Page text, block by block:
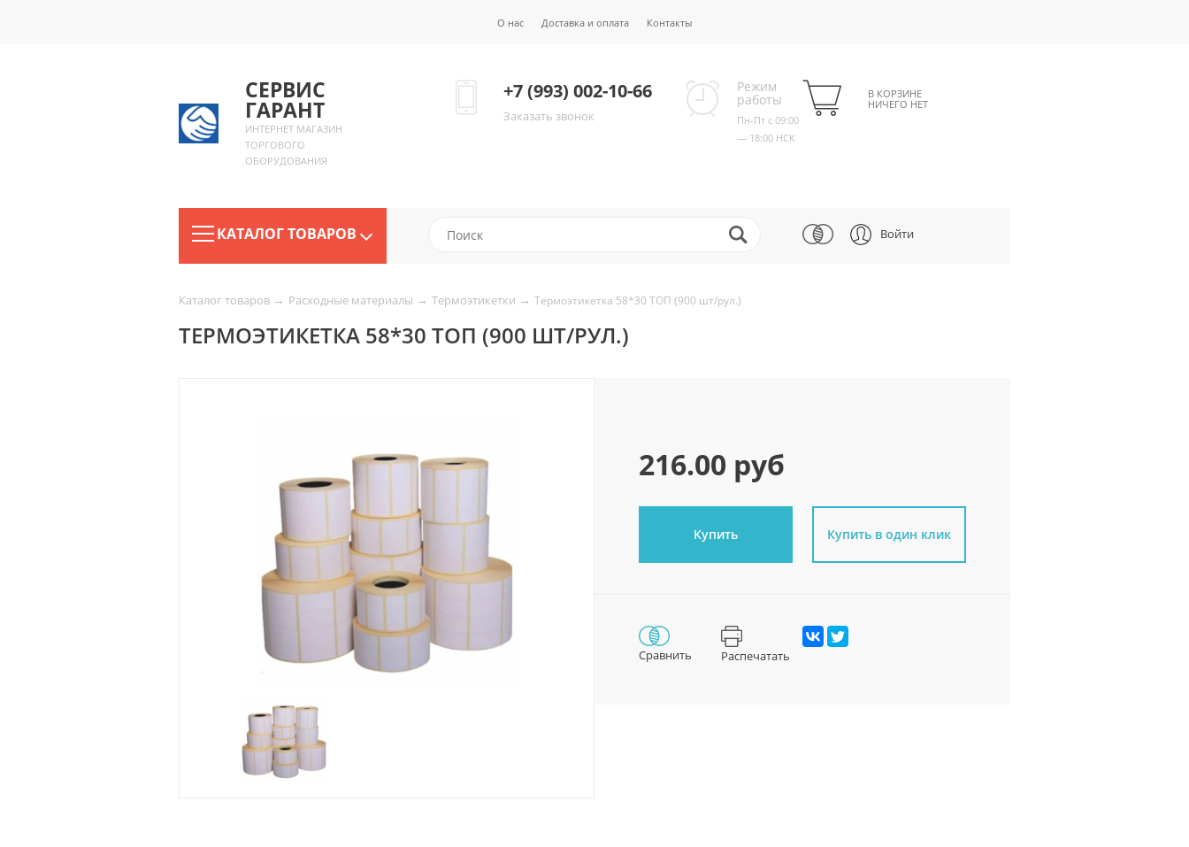
О нас Доставка и оплата Контакты
СЕРВИС
ГАРАНТ
ИНТЕРНЕТ МАГАЗИН
ТОРГОВОГО
ОБОРУДОВАНИЯ
+7 (993) 002-10-66
Заказать звонок
Режим
работы
Пн-Пт с 09:00
— 18:00 НСК
В КОРЗИНЕ
НИЧЕГО НЕТ
КАТАЛОГ ТОВАРОВ Войти
Каталог товаров → Расходные материалы → Термоэтикетки → Термоэтикетка 58*30 ТОП (900 шт/рул.)
ТЕРМОЭТИКЕТКА 58*30 ТОП (900 ШТ/РУЛ.)
216.00 руб
Купить Купить в один клик
Сравнить Распечатать